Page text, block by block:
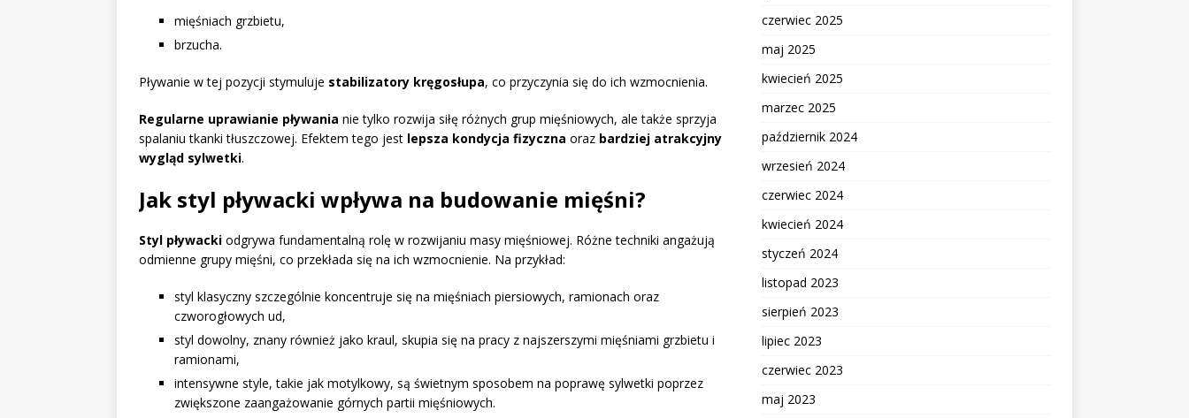
mięśniach grzbietu,
brzucha.
Pływanie w tej pozycji stymuluje stabilizatory kręgosłupa, co przyczynia się do ich wzmocnienia.
Regularne uprawianie pływania nie tylko rozwija siłę różnych grup mięśniowych, ale także sprzyja
spalaniu tkanki tłuszczowej. Efektem tego jest lepsza kondycja fizyczna oraz bardziej atrakcyjny
wygląd sylwetki.
Jak styl pływacki wpływa na budowanie mięśni?
Styl pływacki odgrywa fundamentalną rolę w rozwijaniu masy mięśniowej. Różne techniki angażują
odmienne grupy mięśni, co przekłada się na ich wzmocnienie. Na przykład:
styl klasyczny szczególnie koncentruje się na mięśniach piersiowych, ramionach oraz
czworogłowych ud,
styl dowolny, znany również jako kraul, skupia się na pracy z najszerszymi mięśniami grzbietu i
ramionami,
intensywne style, takie jak motylkowy, są świetnym sposobem na poprawę sylwetki poprzez
zwiększone zaangażowanie górnych partii mięśniowych.
czerwiec 2025
maj 2025
kwiecień 2025
marzec 2025
październik 2024
wrzesień 2024
czerwiec 2024
kwiecień 2024
styczeń 2024
listopad 2023
sierpień 2023
lipiec 2023
czerwiec 2023
maj 2023